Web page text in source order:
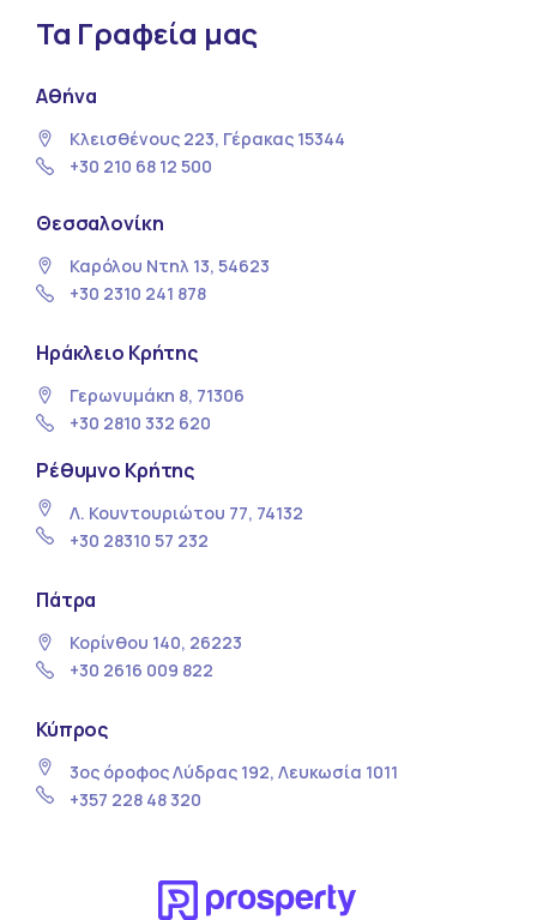
Τα Γραφεία μας
Αθήνα
Κλεισθένους 223, Γέρακας 15344
+30 210 68 12 500
Θεσσαλονίκη
Καρόλου Ντηλ 13, 54623
+30 2310 241 878
Ηράκλειο Κρήτης
Γερωνυμάκη 8, 71306
+30 2810 332 620
Ρέθυμνο Κρήτης
Λ. Κουντουριώτου 77, 74132
+30 28310 57 232
Πάτρα
Κορίνθου 140, 26223
+30 2616 009 822
Κύπρος
3ος όροφος Λύδρας 192, Λευκωσία 1011
+357 228 48 320